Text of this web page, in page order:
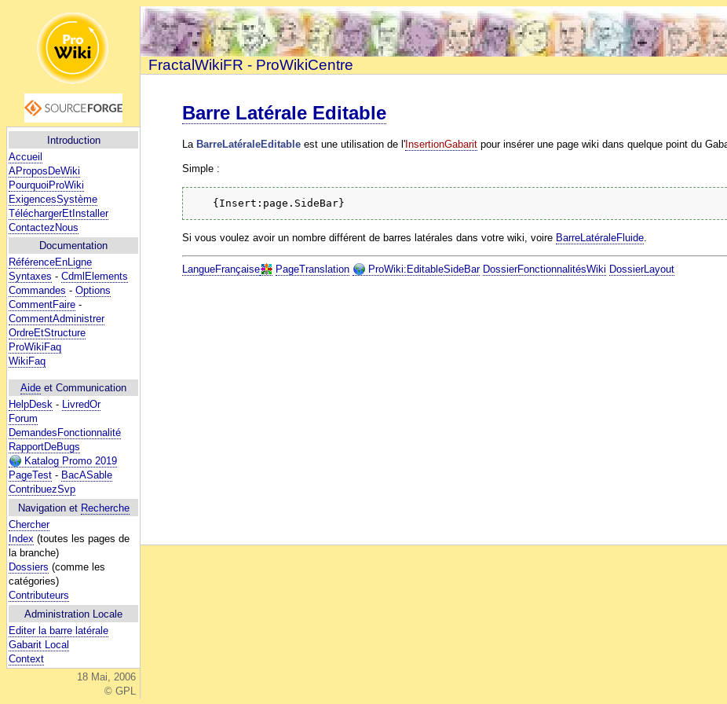
Introduction
Accueil
AProposDeWiki
PourquoiProWiki
ExigencesSystème
TéléchargerEtInstaller
ContactezNous
Documentation
RéférenceEnLigne
Syntaxes - CdmlElements
Commandes - Options
CommentFaire -
CommentAdministrer
OrdreEtStructure
ProWikiFaq
WikiFaq
Aide et Communication
HelpDesk - LivredOr
Forum
DemandesFonctionnalité
RapportDeBugs
Katalog Promo 2019
PageTest - BacASable
ContribuezSvp
Navigation et Recherche
Chercher
Index (toutes les pages de
la branche)
Dossiers (comme les
catégories)
Contributeurs
Administration Locale
Editer la barre latérale
Gabarit Local
Context
18 Mai, 2006
© GPL
FractalWikiFR - ProWikiCentre
Barre Latérale Editable
La BarreLatéraleEditable est une utilisation de l' InsertionGabarit pour insérer une page wiki dans quelque point du
Simple :
Si vous voulez avoir un nombre différent de barres latérales dans votre wiki, voire BarreLatéraleFluide
LangueFrançaise PageTranslation ProWiki:EditableSideBar DossierFonctionnalitésWiki DossierLayout